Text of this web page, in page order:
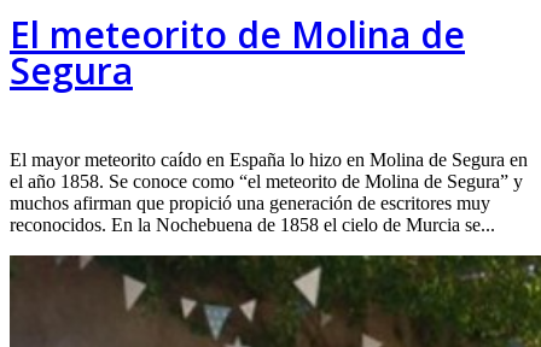
El meteorito de Molina de
Segura
El mayor meteorito caído en España lo hizo en Molina de Segura en
el año 1858. Se conoce como “el meteorito de Molina de Segura” y
muchos afirman que propició una generación de escritores muy
reconocidos. En la Nochebuena de 1858 el cielo de Murcia se...